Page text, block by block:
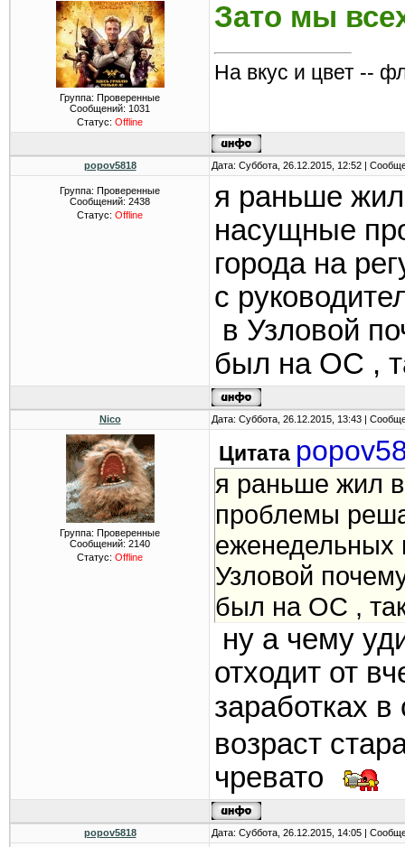
Группа: Проверенные
Сообщений: 1031
Статус: Offline
Зато мы
На вкус и цвет --
popov5818 Дата: Суббота, 26.12.2015, 12:52 |
Группа: Проверенные
Сообщений: 2438
Статус: Offline
я раньше жил
насущные
города на
с
в Узловой
был на ОС ,
Nico Дата: Суббота, 26.12.2015, 13:43 |
Группа: Проверенные
Сообщений: 2140
Статус: Offline
Цитата
я раньше жил
проблемы
еженедельных
Узловой
был на ОС ,
ну а чему
отходит от
заработках
возраст
чревато
popov5818 Дата: Суббота, 26.12.2015, 14:05 |